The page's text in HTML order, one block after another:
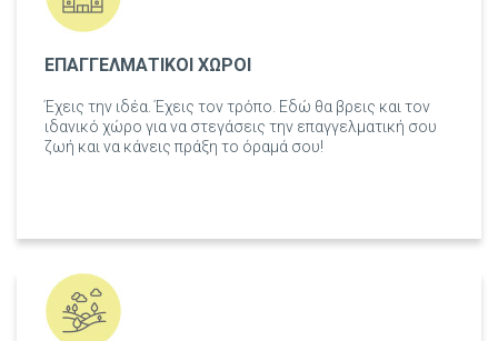
ΕΠΑΓΓΕΛΜΑΤΙΚΟΙ ΧΩΡΟΙ
Έχεις την ιδέα. Έχεις τον τρόπο. Εδώ θα βρεις και τον
ιδανικό χώρο για να στεγάσεις την επαγγελματική σου
ζωή και να κάνεις πράξη το όραμά σου!